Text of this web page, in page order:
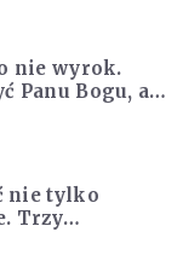
nie wyrok.
Panu Bogu, a
zajmie
nie tylko
Trzy
o